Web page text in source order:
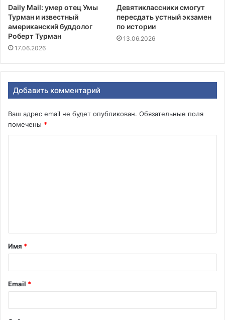
Daily Mail: умер отец Умы
Турман и известный
американский буддолог
Роберт Турман
17.06.2026
Девятиклассники смогут
пересдать устный экзамен
по истории
13.06.2026
Добавить комментарий
Ваш адрес email не будет опубликован. Обязательные поля
помечены *
т
а
й
*
Имя *
Email *